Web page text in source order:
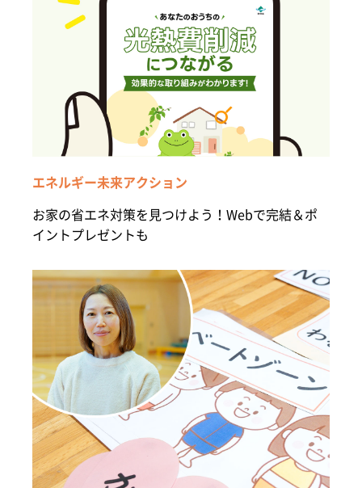
エネルギー未来アクション
お家の省エネ対策を見つけよう！Webで完結＆ポ
イントプレゼントも